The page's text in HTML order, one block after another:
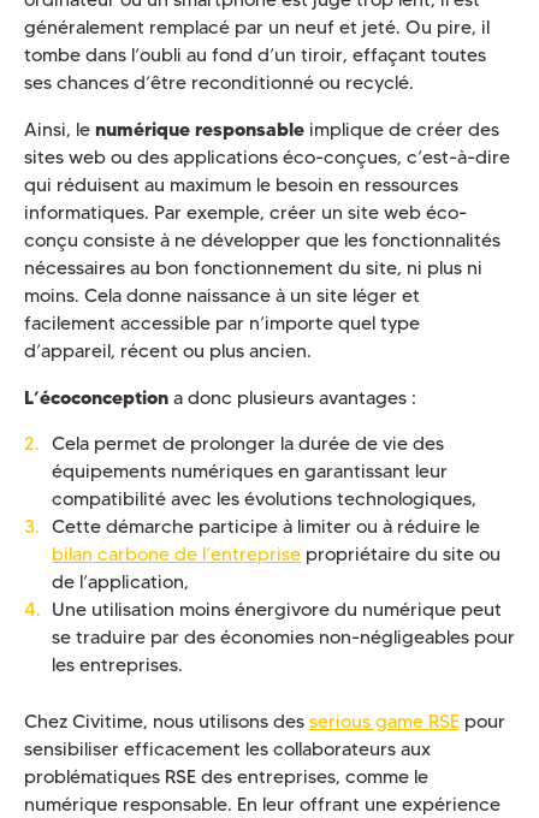
généralement remplacé par un neuf et jeté. Ou pire, il
tombe dans l’oubli au fond d’un tiroir, effaçant toutes
ses chances d’être reconditionné ou recyclé.
Ainsi, le numérique responsableimplique de créer des
sites web ou des applications éco-conçues, c’est-à-dire
qui réduisent au maximum le besoin en ressources
informatiques. Par exemple, créer un site web éco-
conçu consiste à ne développer que les fonctionnalités
nécessaires au bon fonctionnement du site, ni plus ni
moins. Cela donne naissance à un site léger et
facilement accessible par n’importe quel type
d’appareil, récent ou plus ancien.
L’écoconception a donc plusieurs avantages :
Cela permet de prolonger la durée de vie des
équipements numériques en garantissant leur
compatibilité avec les évolutions technologiques,
Cette démarche participe à limiter ou à réduire le
bilan carbone de l’entreprise propriétaire du site ou
de l’application,
Une utilisation moins énergivore du numérique peut
se traduire par des économies non-négligeables pour
les entreprises.
Chez Civitime, nous utilisons des serious game RSEpour
sensibiliser efficacement les collaborateurs aux
problématiques RSE des entreprises, comme le
numérique responsable. En leur offrant une expérience